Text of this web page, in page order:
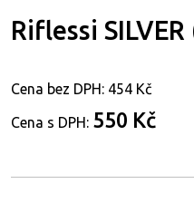
Riflessi
Cena bez DPH: 454 Kč
Cena s DPH: 550 Kč